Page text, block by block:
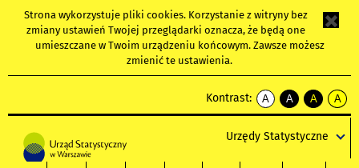
Strona wykorzystuje pliki cookies. Korzystanie z witryny bez
zmiany ustawień Twojej przeglądarki oznacza, że będą one
umieszczane w Twoim urządzeniu końcowym. Zawsze możesz
zmienić te ustawienia.
Kontrast:
A
kontrast
A
kontrast
tekst
czarnym
A
kontrast
tekst
czarnym
A
tekst
żółtym
Urzędy Statystyczne